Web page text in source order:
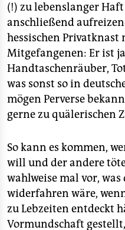
genossenschaft
epaper login
(!) zu lebenslanger
anschließend
hessischen
Mitgefangenen: Er ist
Handtaschenräuber,
was sonst so in
mögen Perverse
gerne zu quälerischen
So kann es kommen,
will und der andere
wahlweise mal vor,
widerfahren wäre,
zu Lebzeiten entdeckt
Vormundschaft